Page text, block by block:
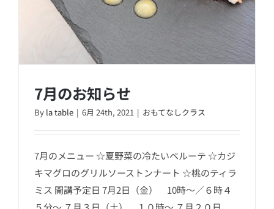
7月のお知らせ
7月のお知らせ
By la table | 6月 24th, 2021 | おもてなしクラス
7月のメニュー ☆夏野菜の冷たいベルーテ ☆カジ
キマグロのグリルソーストンナート ☆桃のティラ
ミス 開講予定日 7月2日（金） 10時～／６時４